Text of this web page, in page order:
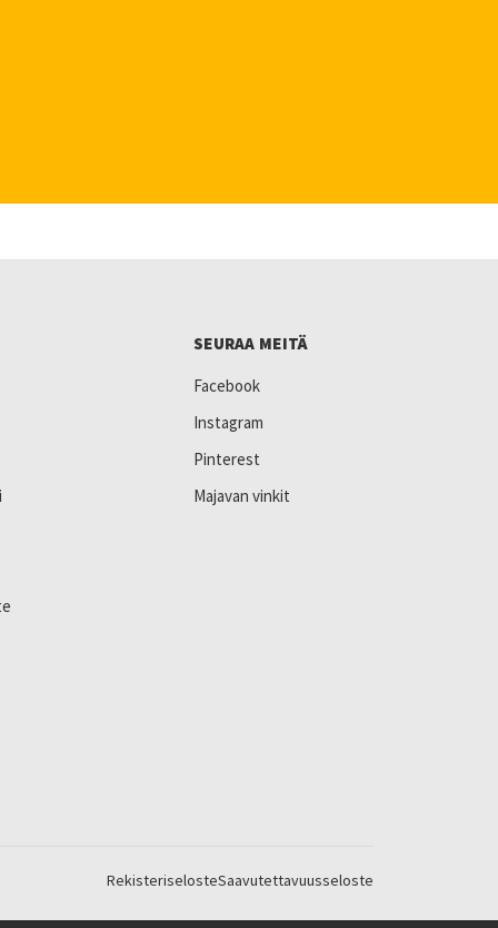
SEURAA MEITÄ
Facebook
Instagram
Pinterest
Majavan vinkit
RekisteriselosteSaavutettavuusseloste